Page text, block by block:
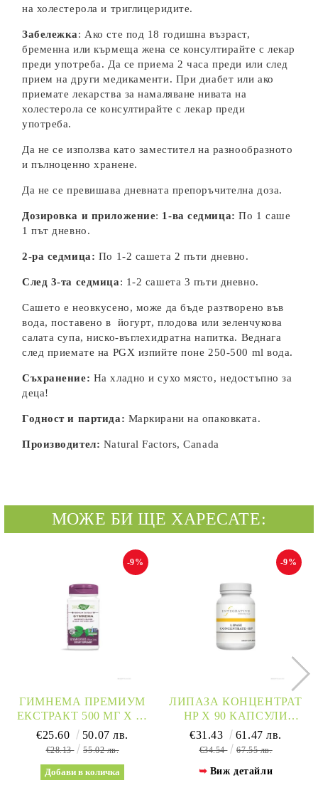
на холестерола и триглицеридите.
Забележка: Ако сте под 18 годишна възраст,
бременна или кърмеща жена се консултирайте с лекар
преди употреба. Да се приема 2 часа преди или след
прием на други медикаменти. При диабет или ако
приемате лекарства за намаляване нивата на
холестерола се консултирайте с лекар преди
употреба.
Да не се използва като заместител на разнообразното
и пълноценно хранене.
Да не се превишава дневната препоръчителна доза.
Дозировка и приложение: 1-ва седмица: По 1 саше
1 път дневно.
2-ра седмица: По 1-2 сашета 2 пъти дневно.
След 3-та седмица: 1-2 сашета 3 пъти дневно.
Сашето е неовкусено, може да бъде разтворено във
вода, поставено в йогурт, плодова или зеленчукова
салата супа, ниско-въглехидратна напитка. Веднага
след приемате на PGX изпийте поне 250-500 ml вода.
Съхранение: На хладно и сухо място, недостъпно за
деца!
Годност и партида: Маркирани на oпаковката.
Производител: Natural Factors, Canada
МОЖЕ БИ ЩЕ ХАРЕСАТЕ:
ГИМНЕМА ПРЕМИУМ
ЕКСТРАКТ 500 МГ X 60
КАПСУЛИ NATURE’S
WAY | GYMNEMA
-9%
€25.60 50.07 лв.
€28.13 55.02 лв.
ЛИПАЗА КОНЦЕНТРАТ
HP Х 90 КАПСУЛИ
NATURE'S WAY
-9%
€31.43 61.47 лв.
€34.54 67.55 лв.
Виж детайли